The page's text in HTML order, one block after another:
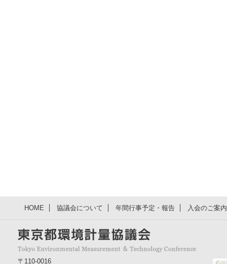
HOME 協議会について 年間行事予定・報告 入会のご案
〒110-0016